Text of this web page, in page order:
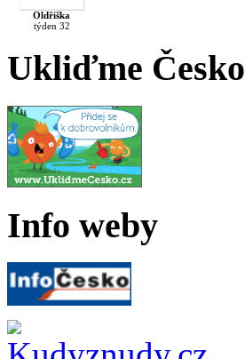
Oldřiška
týden 32
Ukliďme Česko
Info weby